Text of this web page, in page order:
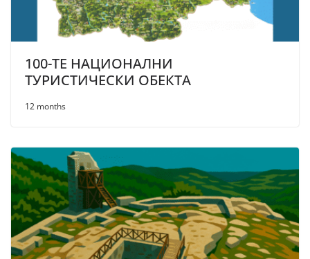
100-ТЕ НАЦИОНАЛНИ
ТУРИСТИЧЕСКИ ОБЕКТА
12 months